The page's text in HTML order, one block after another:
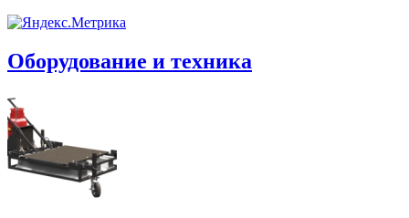
Оборудование и техника